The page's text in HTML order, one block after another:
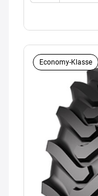
Economy-Klasse